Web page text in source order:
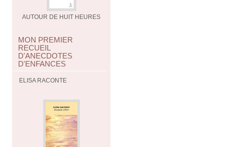
AUTOUR DE HUIT HEURES
MON PREMIER
RECUEIL
D'ANECDOTES
D'ENFANCES
ELISA RACONTE